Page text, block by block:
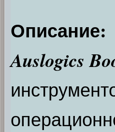
Описание:
Auslogics